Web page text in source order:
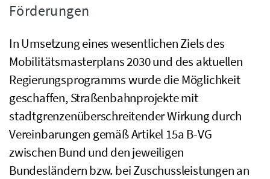
Förderungen
In Umsetzung eines wesentlichen Ziels des
Mobilitätsmasterplans 2030 und des aktuellen
Regierungsprogramms wurde die Möglichkeit
geschaffen, Straßenbahnprojekte mit
stadtgrenzenüberschreitender Wirkung durch
Vereinbarungen gemäß Artikel 15aB-VG
zwischen Bund und den jeweiligen
Bundesländernbzw. bei Zuschussleistungen an